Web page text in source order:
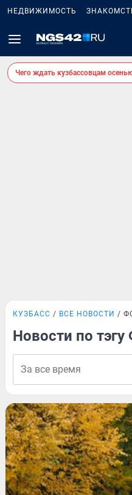
НЕДВИЖИМОСТЬ
Чего ждать кузбассовцам
КУЗБАСС ВСЕ НОВОСТИ
Новости по